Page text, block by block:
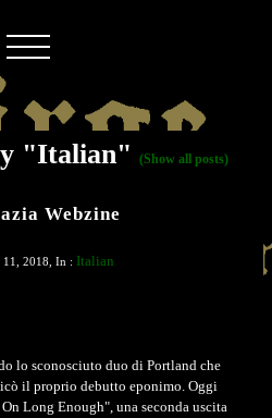
"Italian" (Show all posts)
Webzine
11, 2018, In : Italian
lo sconosciuto duo di Portland che
il proprio debutto eponimo. Oggi
Long Enough", una seconda uscita